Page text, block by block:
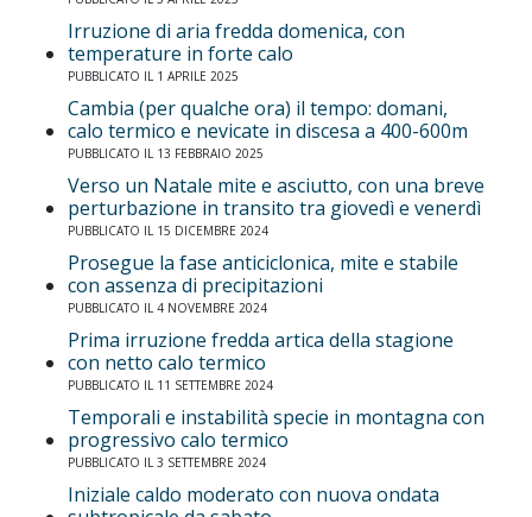
Irruzione di aria fredda domenica, con
temperature in forte calo
PUBBLICATO IL 1 APRILE 2025
Cambia (per qualche ora) il tempo: domani,
calo termico e nevicate in discesa a 400-600m
PUBBLICATO IL 13 FEBBRAIO 2025
Verso un Natale mite e asciutto, con una breve
perturbazione in transito tra giovedì e venerdì
PUBBLICATO IL 15 DICEMBRE 2024
Prosegue la fase anticiclonica, mite e stabile
con assenza di precipitazioni
PUBBLICATO IL 4 NOVEMBRE 2024
Prima irruzione fredda artica della stagione
con netto calo termico
PUBBLICATO IL 11 SETTEMBRE 2024
Temporali e instabilità specie in montagna con
progressivo calo termico
PUBBLICATO IL 3 SETTEMBRE 2024
Iniziale caldo moderato con nuova ondata